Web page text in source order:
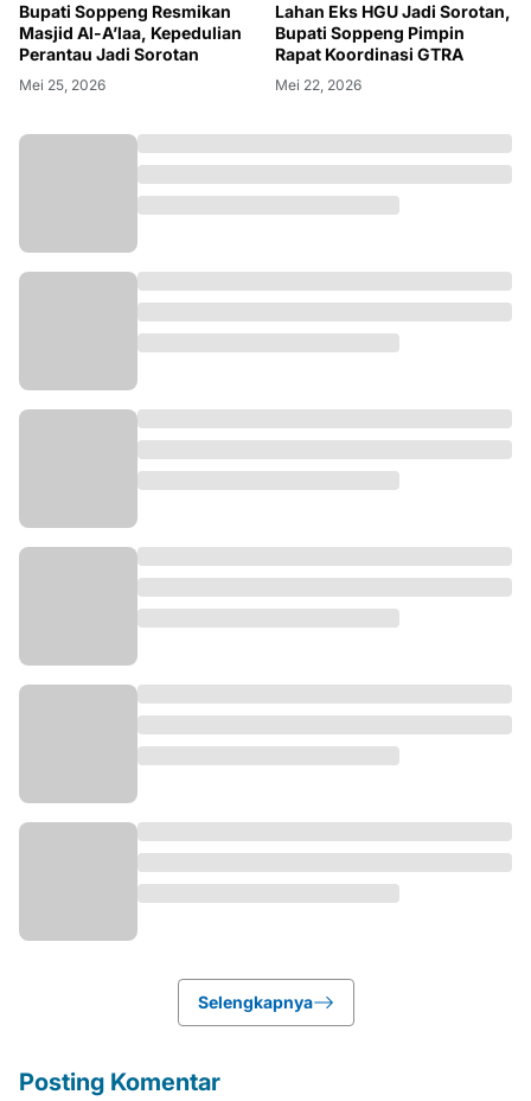
Bupati Soppeng Resmikan
Masjid Al-A’laa, Kepedulian
Perantau Jadi Sorotan
Mei 25, 2026
Lahan Eks HGU Jadi Sorotan,
Bupati Soppeng Pimpin
Rapat Koordinasi GTRA
Mei 22, 2026
Selengkapnya
Posting Komentar